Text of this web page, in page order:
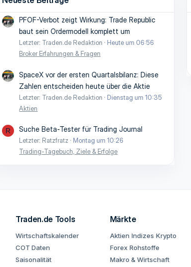
PFOF-Verbot zeigt Wirkung: Trade Republic
baut sein Ordermodell komplett um
Letzter: Traden.de Redaktion
Heute um 06:56
Broker Erfahrungen & Fragen
SpaceX vor der ersten Quartalsbilanz: Diese
Zahlen entscheiden heute über die Aktie
Letzter: Traden.de Redaktion
Dienstag um 10:35
Aktien
R Suche Beta-Tester für Trading Journal
Letzter: Ratzfratz
Montag um 10:26
Trading-Tagebuch, Ziele & Erfolge
Traden.de Tools
Wirtschaftskalender
COT Daten
Saisonalität
Märkte
Aktien Indizes Krypto
Forex Rohstoffe
Makro & Wirtschaft